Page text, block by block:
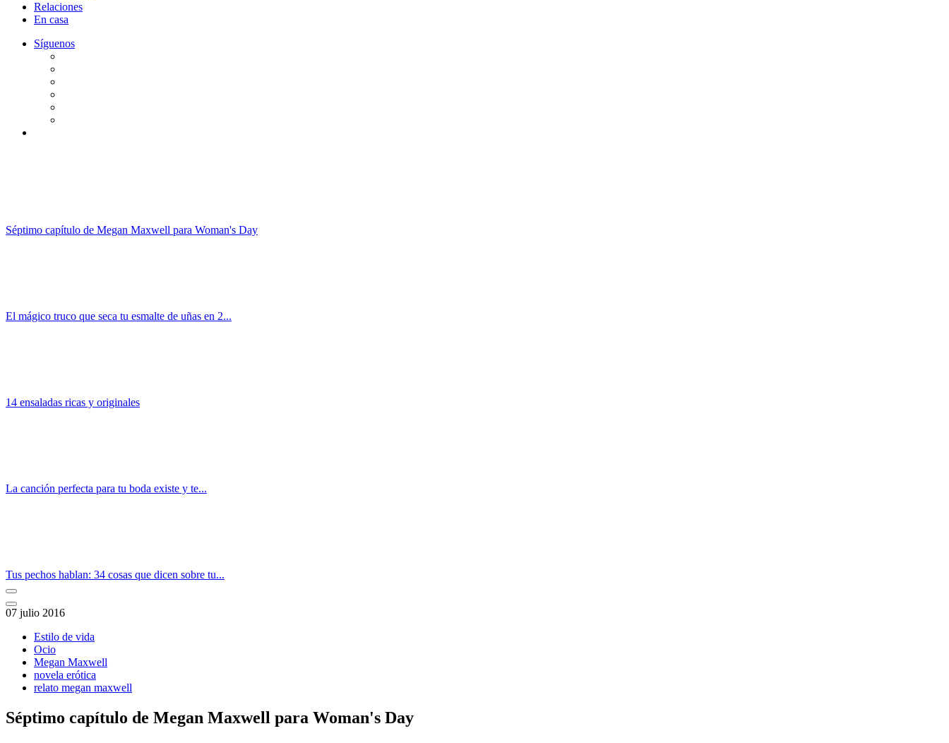
Relaciones
En casa
Síguenos
Séptimo capítulo de Megan Maxwell para Woman's Day
El mágico truco que seca tu esmalte de uñas en 2...
14 ensaladas ricas y originales
La canción perfecta para tu boda existe y te...
Tus pechos hablan: 34 cosas que dicen sobre tu...
07 julio 2016
Estilo de vida
Ocio
Megan Maxwell
novela erótica
relato megan maxwell
Séptimo capítulo de Megan Maxwell para Woman's Day